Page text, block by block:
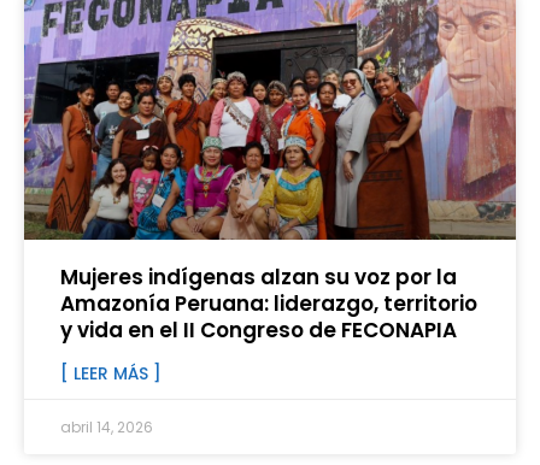
Mujeres indígenas alzan su voz por la
Amazonía Peruana: liderazgo, territorio
y vida en el II Congreso de FECONAPIA
[ LEER MÁS ]
abril 14, 2026